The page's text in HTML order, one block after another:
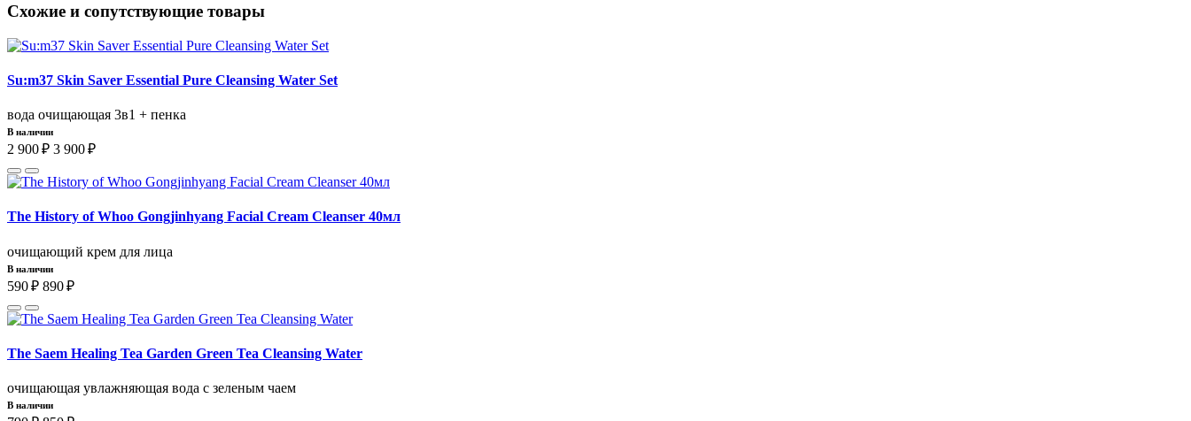
Схожие и сопутствующие товары
Su:m37 Skin Saver Essential Pure Cleansing Water Set
вода очищающая 3в1 + пенка
В наличии
2 900 ₽ 3 900 ₽
The History of Whoo Gongjinhyang Facial Cream Cleanser 40мл
очищающий крем для лица
В наличии
590 ₽ 890 ₽
The Saem Healing Tea Garden Green Tea Cleansing Water
очищающая увлажняющая вода с зеленым чаем
В наличии